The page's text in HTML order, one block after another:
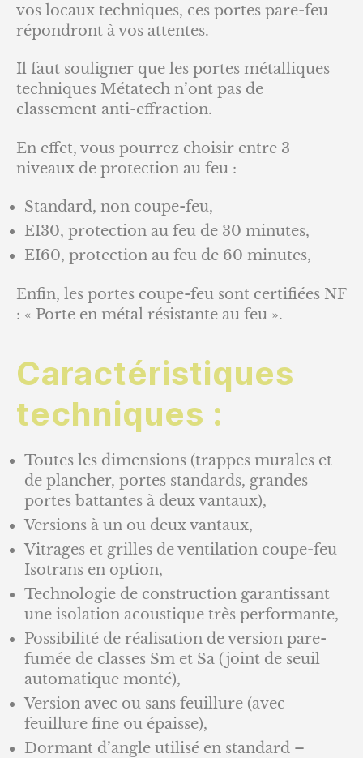
vos locaux techniques, ces portes pare-feu
répondront à vos attentes.
Il faut souligner que les portes métalliques
techniques Métatech n’ont pas de
classement anti-effraction.
En effet, vous pourrez choisir entre 3
niveaux de protection au feu :
Standard, non coupe-feu,
EI30, protection au feu de 30 minutes,
EI60, protection au feu de 60 minutes,
Enfin, les portes coupe-feu sont certifiées NF
: « Porte en métal résistante au feu ».
Caractéristiques
techniques :
Toutes les dimensions (trappes murales et
de plancher, portes standards, grandes
portes battantes à deux vantaux),
Versions à un ou deux vantaux,
Vitrages et grilles de ventilation coupe-feu
Isotrans en option,
Technologie de construction garantissant
une isolation acoustique très performante,
Possibilité de réalisation de version pare-
fumée de classes Sm et Sa (joint de seuil
automatique monté),
Version avec ou sans feuillure (avec
feuillure fine ou épaisse),
Dormant d’angle utilisé en standard –